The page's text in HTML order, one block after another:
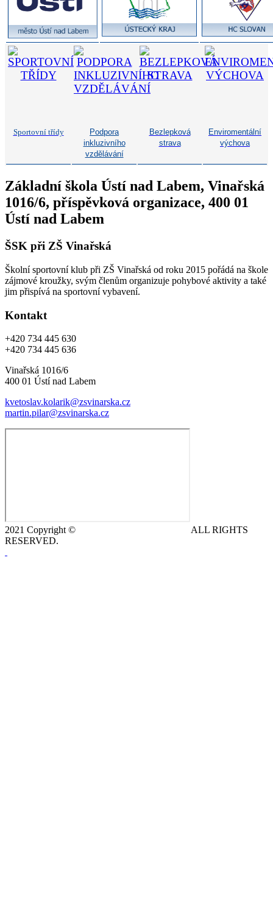
Sportovní třídy
Podpora
inkluzivního
vzdělávání
Bezlepková
strava
Enviromentální
výchova
Základní škola Ústí nad Labem, Vinařská
1016/6, příspěvková organizace, 400 01
Ústí nad Labem
ŠSK při ZŠ Vinařská
Školní sportovní klub při ZŠ Vinařská od roku 2015 pořádá na škole
zájmové kroužky, svým členům organizuje pohybové aktivity a také
jim přispívá na sportovní vybavení.
Kontakt
+420 734 445 630
+420 734 445 636
Vinařská 1016/6
400 01 Ústí nad Labem
kvetoslav.kolarik@zsvinarska.cz
martin.pilar@zsvinarska.cz
2021 Copyright ©
ALL RIGHTS
RESERVED.